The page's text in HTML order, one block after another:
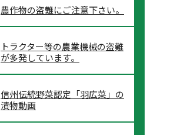
農作物の盗難にご注意下さい。
トラクター等の農業機械の盗難
が多発しています。
信州伝統野菜認定「羽広菜」の
漬物動画